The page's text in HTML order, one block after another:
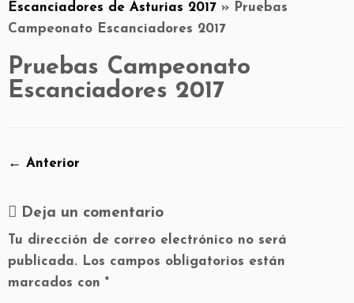
Escanciadores de Asturias 2017 » Pruebas
Campeonato Escanciadores 2017
Pruebas Campeonato
Escanciadores 2017
← Anterior
Deja un comentario
Tu dirección de correo electrónico no será
publicada. Los campos obligatorios están
marcados con *